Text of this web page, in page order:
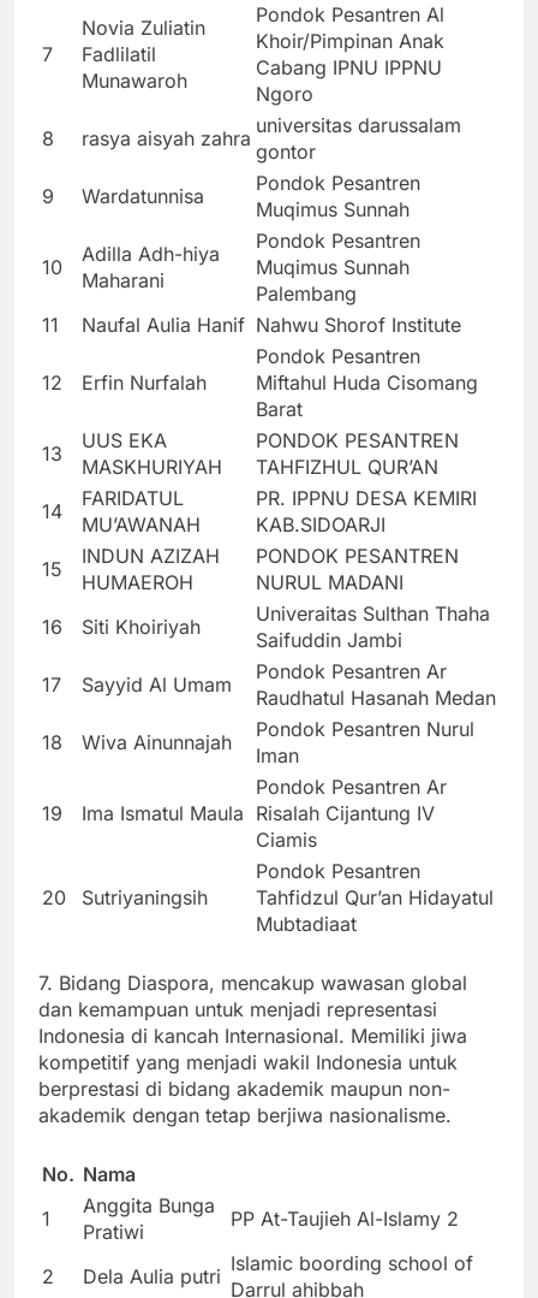
7
Novia Zuliatin
Fadlilatil
Munawaroh
Pondok Pesantren Al
Khoir/Pimpinan Anak
Cabang IPNU IPPNU
Ngoro
8
rasya aisyah zahra
universitas darussalam
gontor
9
Wardatunnisa
Pondok Pesantren
Muqimus Sunnah
10
Adilla Adh-hiya
Maharani
Pondok Pesantren
Muqimus Sunnah
Palembang
11
Naufal Aulia Hanif Nahwu Shorof Institute
12 Erfin Nurfalah
Pondok Pesantren
Miftahul Huda Cisomang
Barat
13
UUS EKA
MASKHURIYAH
PONDOK PESANTREN
TAHFIZHUL QUR’AN
14
FARIDATUL
MU’AWANAH
PR. IPPNU DESA KEMIRI
KAB.SIDOARJI
15
INDUN AZIZAH
HUMAEROH
PONDOK PESANTREN
NURUL MADANI
16
Siti Khoiriyah
Univeraitas Sulthan Thaha
Saifuddin Jambi
17
Sayyid Al Umam
Pondok Pesantren Ar
Raudhatul Hasanah Medan
18
Wiva Ainunnajah
Pondok Pesantren Nurul
Iman
19 Ima Ismatul Maula
Pondok Pesantren Ar
Risalah Cijantung IV
Ciamis
20 Sutriyaningsih
Pondok Pesantren
Tahfidzul Qur’an Hidayatul
Mubtadiaat
7. Bidang Diaspora, mencakup wawasan global
dan kemampuan untuk menjadi representasi
Indonesia di kancah Internasional. Memiliki jiwa
kompetitif yang menjadi wakil Indonesia untuk
berprestasi di bidang akademik maupun non-
akademik dengan tetap berjiwa nasionalisme.
No. Nama
1
Anggita Bunga
Pratiwi
PP At-Taujieh Al-Islamy 2
2 Dela Aulia putri
Islamic boording school of
Darrul ahibbah